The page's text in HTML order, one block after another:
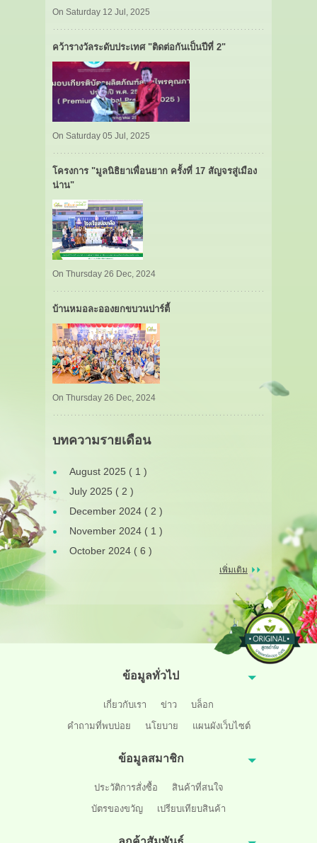
On Saturday 12 Jul, 2025
คว้ารางวัลระดับประเทศ "ติดต่อกันเป็นปีที่ 2"
On Saturday 05 Jul, 2025
โครงการ "มูลนิธิยาเพื่อนยาก ครั้งที่ 17 สัญจรสู่เมือง
น่าน"
On Thursday 26 Dec, 2024
บ้านหมอละอองยกขบวนปาร์ตี้
On Thursday 26 Dec, 2024
บทความรายเดือน
August 2025 ( 1 )
July 2025 ( 2 )
December 2024 ( 2 )
November 2024 ( 1 )
October 2024 ( 6 )
เพิ่มเติม
ข้อมูลทั่วไป
เกี่ยวกับเรา ข่าว
บล็อก
คำถามที่พบบ่อย
นโยบาย แผนผังเว็บไซต์
ข้อมูลสมาชิก
ประวัติการสั่งซื้อ
สินค้าที่สนใจ
บัตรของขวัญ
เปรียบเทียบสินค้า